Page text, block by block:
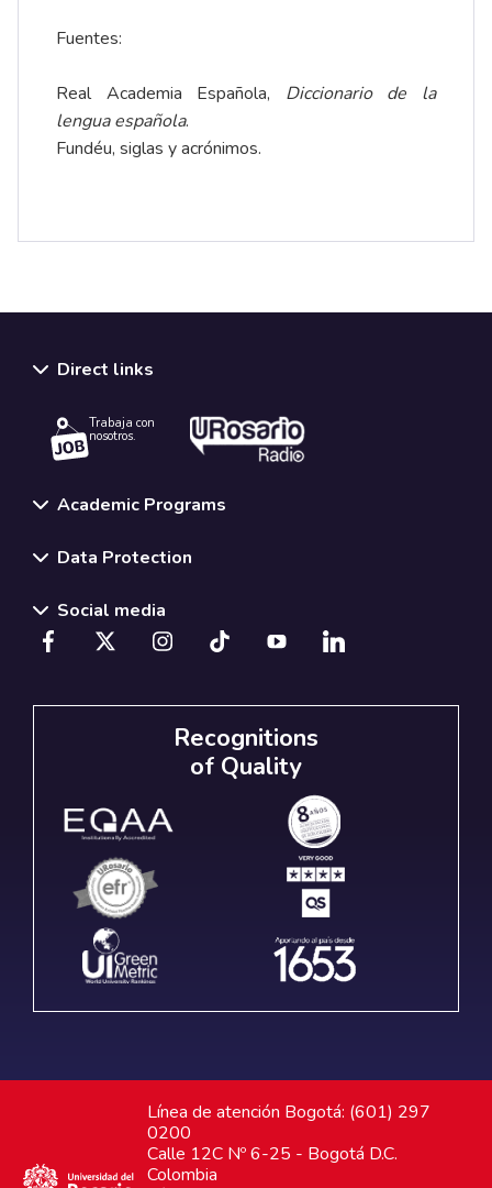
Fuentes:
Real Academia Española, Diccionario de la
lengua española.
Fundéu, siglas y acrónimos.
Direct links
Trabaja con
nosotros.
Academic Programs
Data Protection
Social media
Recognitions
of Quality
Línea de atención Bogotá: (601) 297
0200
Calle 12C Nº 6-25 - Bogotá D.C.
Colombia